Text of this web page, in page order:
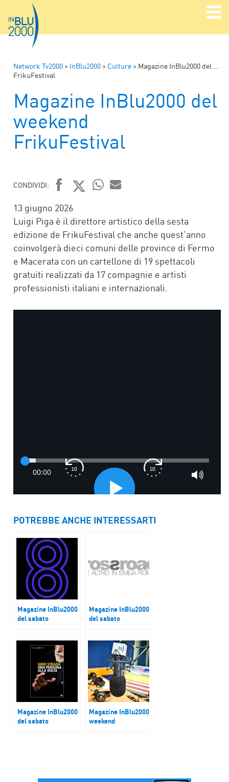
Network Tv2000 > InBlu2000 > Culture > Magazine InBlu2000 del weekend
FrikuFestival
Magazine InBlu2000 del
weekend
FrikuFestival
CONDIVIDI:
FACEBOOK
TWITTER
13 giugno 2026
Luigi Piga è il direttore artistico della sesta
edizione de FrikuFestival che anche quest’anno
coinvolgerà dieci comuni delle province di Fermo
e Macerata con un cartellone di 19 spettacoli
gratuiti realizzati da 17 compagnie e artisti
professionisti italiani e internazionali.
POTREBBE ANCHE INTERESSARTI
Magazine InBlu2000
del sabato
Film Festival
Magazine InBlu2000
del sabato
Magazine InBlu2000
del sabato
Magazine InBlu2000
weekend